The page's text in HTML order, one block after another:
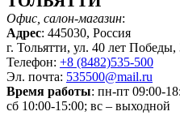
Офис, салон-магазин:
Адрес: 445030, Россия
г. Тольятти, ул. 40 лет Победы,
Телефон: +8 (8482)535-500
Эл. почта: 535500@mail.ru
Время работы: пн-пт 09:00-
сб 10:00-15:00; вс – выходной